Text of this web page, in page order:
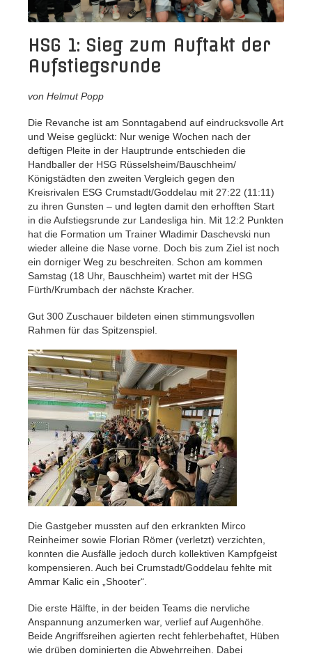
HSG 1: Sieg zum Auftakt der
Aufstiegsrunde
von Helmut Popp
Die Revanche ist am Sonntagabend auf eindrucksvolle Art
und Weise geglückt: Nur wenige Wochen nach der
deftigen Pleite in der Hauptrunde entschieden die
Handballer der HSG Rüsselsheim/Bauschheim/
Königstädten den zweiten Vergleich gegen den
Kreisrivalen ESG Crumstadt/Goddelau mit 27:22 (11:11)
zu ihren Gunsten – und legten damit den erhofften Start
in die Aufstiegsrunde zur Landesliga hin. Mit 12:2 Punkten
hat die Formation um Trainer Wladimir Daschevski nun
wieder alleine die Nase vorne. Doch bis zum Ziel ist noch
ein dorniger Weg zu beschreiten. Schon am kommen
Samstag (18 Uhr, Bauschheim) wartet mit der HSG
Fürth/Krumbach der nächste Kracher.
Gut 300 Zuschauer bildeten einen stimmungsvollen
Rahmen für das Spitzenspiel.
Die Gastgeber mussten auf den erkrankten Mirco
Reinheimer sowie Florian Römer (verletzt) verzichten,
konnten die Ausfälle jedoch durch kollektiven Kampfgeist
kompensieren. Auch bei Crumstadt/Goddelau fehlte mit
Ammar Kalic ein „Shooter“.
Die erste Hälfte, in der beiden Teams die nervliche
Anspannung anzumerken war, verlief auf Augenhöhe.
Beide Angriffsreihen agierten recht fehlerbehaftet, Hüben
wie drüben dominierten die Abwehrreihen. Dabei